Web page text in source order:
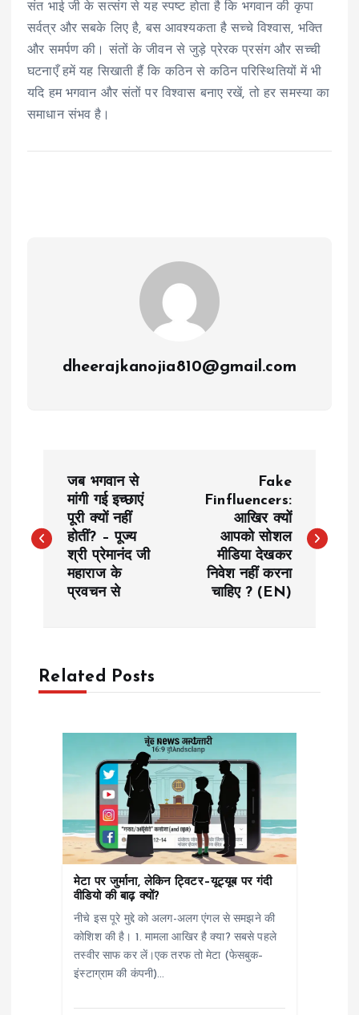
संत भाई जी के सत्संग से यह स्पष्ट होता है कि भगवान की कृपा
सर्वत्र और सबके लिए है, बस आवश्यकता है सच्चे विश्वास, भक्ति
और समर्पण की। संतों के जीवन से जुड़े प्रेरक प्रसंग और सच्ची
घटनाएँ हमें यह सिखाती हैं कि कठिन से कठिन परिस्थितियों में भी
यदि हम भगवान और संतों पर विश्वास बनाए रखें, तो हर समस्या का
समाधान संभव है।
dheerajkanojia810@gmail.com
s
a
v
जब भगवान से
मांगी गई इच्छाएं
पूरी क्यों नहीं
होतीं? – पूज्य
श्री प्रेमानंद जी
महाराज के
प्रवचन से
Fake
Finfluencers:
आखिर क्यों
आपको सोशल
मीडिया देखकर
निवेश नहीं करना
चाहिए ? (EN)
Related Posts
मेटा पर जुर्माना, लेकिन ट्विटर–यूट्यूब पर गंदी
वीडियो की बाढ़ क्यों?
नीचे इस पूरे मुद्दे को अलग-अलग एंगल से समझने की
कोशिश की है। 1. मामला आखिर है क्या? सबसे पहले
तस्वीर साफ कर लें।एक तरफ तो मेटा (फेसबुक–
इंस्टाग्राम की कंपनी)…